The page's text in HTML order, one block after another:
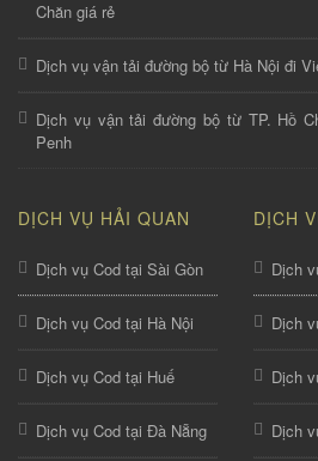
Chăn giá rẻ
Dịch vụ vận tải đường bộ từ Hà Nội đi
Dịch vụ vận tải đường bộ từ TP. Hồ
Penh
DỊCH VỤ HẢI QUAN
Dịch vụ Cod tại Sài Gòn
Dịch vụ Cod tại Hà Nội
Dịch vụ Cod tại Huế
Dịch vụ Cod tại Đà Nẵng
DỊCH
Dịch
Dịch
Dịch
Dịch